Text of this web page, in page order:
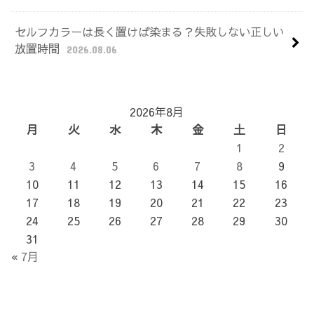
セルフカラーは長く置けば染まる？失敗しない正しい
放置時間
2026.08.06
2026年8月
月
火 水 木 金 土
日
1
2
3
4 5 6 7 8
9
10
11 12 13 14 15
16
17
18 19 20 21 22
23
24
25 26 27 28 29
30
31
« 7月